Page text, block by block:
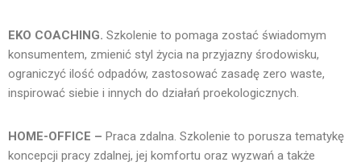
EKO COACHING. Szkolenie to pomaga zostać świadomym
konsumentem, zmienić styl życia na przyjazny środowisku,
ograniczyć ilość odpadów, zastosować zasadę zero waste,
inspirować siebie i innych do działań proekologicznych.
HOME-OFFICE – Praca zdalna. Szkolenie to porusza tematykę
koncepcji pracy zdalnej, jej komfortu oraz wyzwań a także